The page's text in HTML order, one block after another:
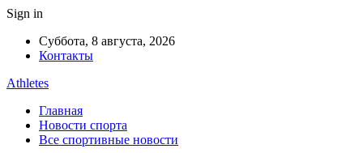
Sign in
Суббота, 8 августа, 2026
Контакты
Athletes
Главная
Новости спорта
Все спортивные новости